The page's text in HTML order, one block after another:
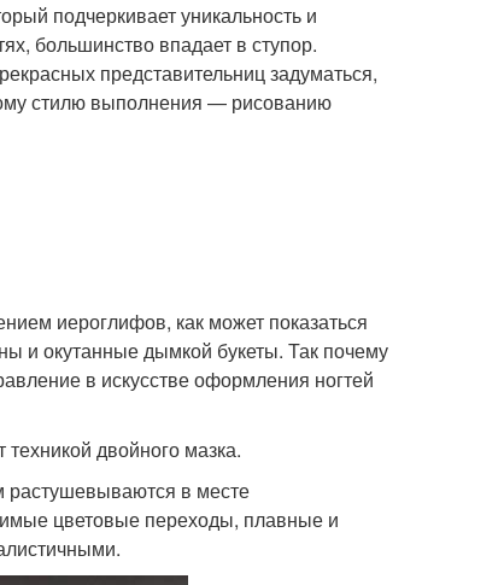
подчеркивает уникальность и
большинство впадает в ступор.
представительниц задуматься,
стилю выполнения — рисованию
иероглифов, как может показаться
и окутанные дымкой букеты. Так почему
в искусстве оформления ногтей
двойного мазка.
растушевываются в месте
цветовые переходы, плавные и